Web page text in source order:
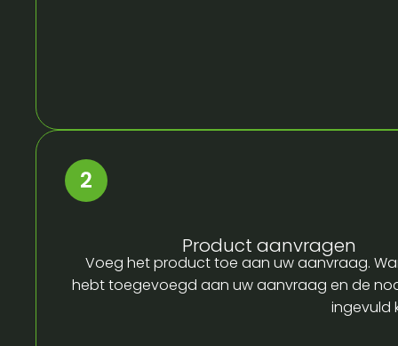
Product aanvragen
Voeg het product toe aan uw aanvraag.
hebt toegevoegd aan uw aanvraag en de
ingevuld